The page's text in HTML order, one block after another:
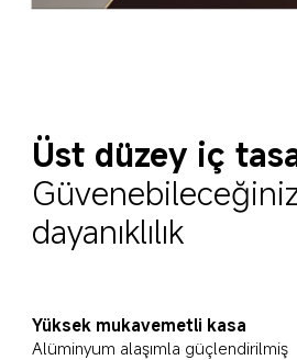
Üst düzey iç
dayanıklılık
Yüksek mukavemetli kasa
Alüminyum alaşımla güçlendirilmiş